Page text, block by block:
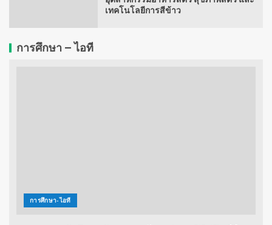
เทคโนโลยีการสีข้าว
การศึกษา – ไอที
การศึกษา-ไอที